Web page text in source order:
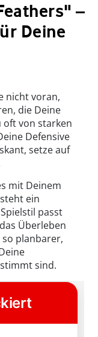
–
Deine
nicht voran,
die Deine
oft von starken
Defensive
setze auf
mit Deinem
ein
passt
Überleben
planbarer,
sind.